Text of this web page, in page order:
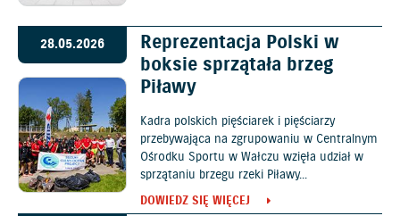
28.05.2026
Reprezentacja Polski w
boksie sprzątała brzeg
Piławy
Kadra polskich pięściarek i pięściarzy
przebywająca na zgrupowaniu w Centralnym
Ośrodku Sportu w Wałczu wzięła udział w
sprzątaniu brzegu rzeki Piławy...
DOWIEDZ SIĘ WIĘCEJ